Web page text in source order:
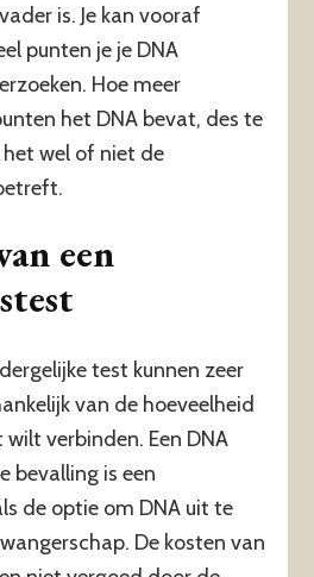
is. Je kan vooraf
punten je je DNA
Hoe meer
het DNA bevat, des te
wel of niet de
een
test kunnen zeer
van de hoeveelheid
verbinden. Een DNA
bevalling is een
de optie om DNA uit te
De kosten van